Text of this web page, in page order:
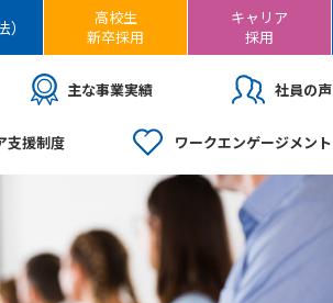
高校生
新卒採用
キャリア
採用
主な事業実績 社員の声
支援制度 ワークエンゲージメント